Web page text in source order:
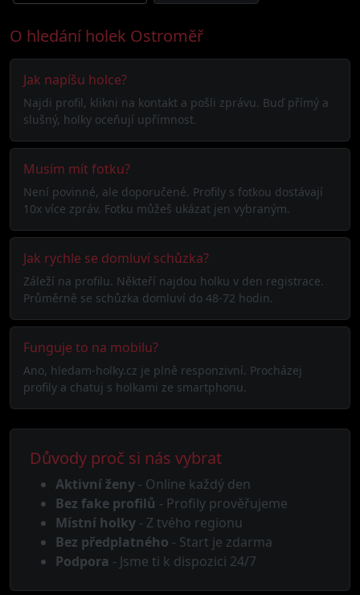
O hledání holek Ostroměř
Jak napíšu holce?
Najdi profil, klikni na kontakt a pošli zprávu. Buď přímý a
slušný, holky oceňují upřímnost.
Musím mít fotku?
Není povinné, ale doporučené. Profily s fotkou dostávají
10x více zpráv. Fotku můžeš ukázat jen vybraným.
Jak rychle se domluví schůzka?
Záleží na profilu. Někteří najdou holku v den registrace.
Průměrně se schůzka domluví do 48-72 hodin.
Funguje to na mobilu?
Ano, hledam-holky.cz je plně responzivní. Procházej
profily a chatuj s holkami ze smartphonu.
Důvody proč si nás vybrat
Aktivní ženy - Online každý den
Bez fake profilů - Profily prověřujeme
Místní holky - Z tvého regionu
Bez předplatného - Start je zdarma
Podpora - Jsme ti k dispozici 24/7